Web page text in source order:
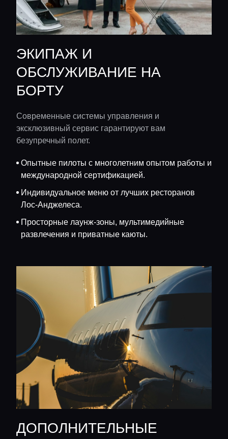
ЭКИПАЖ И
ОБСЛУЖИВАНИЕ НА
БОРТУ
Современные системы управления и
эксклюзивный сервис гарантируют вам
безупречный полет.
Опытные пилоты с многолетним опытом работы и
международной сертификацией.
Индивидуальное меню от лучших ресторанов
Лос-Анджелеса.
Просторные лаунж-зоны, мультимедийные
развлечения и приватные каюты.
ДОПОЛНИТЕЛЬНЫЕ